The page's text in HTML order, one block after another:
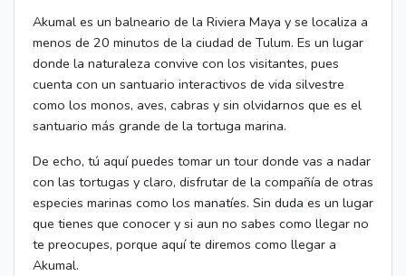
Akumal es un balneario de la Riviera Maya y se localiza a
menos de 20 minutos de la ciudad de Tulum. Es un lugar
donde la naturaleza convive con los visitantes, pues
cuenta con un santuario interactivos de vida silvestre
como los monos, aves, cabras y sin olvidarnos que es el
santuario más grande de la tortuga marina.
De echo, tú aquí puedes tomar un tour donde vas a nadar
con las tortugas y claro, disfrutar de la compañía de otras
especies marinas como los manatíes. Sin duda es un lugar
que tienes que conocer y si aun no sabes como llegar no
te preocupes, porque aquí te diremos como llegar a
Akumal.